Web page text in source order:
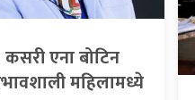
एना बोटिन
महिलामध्ये